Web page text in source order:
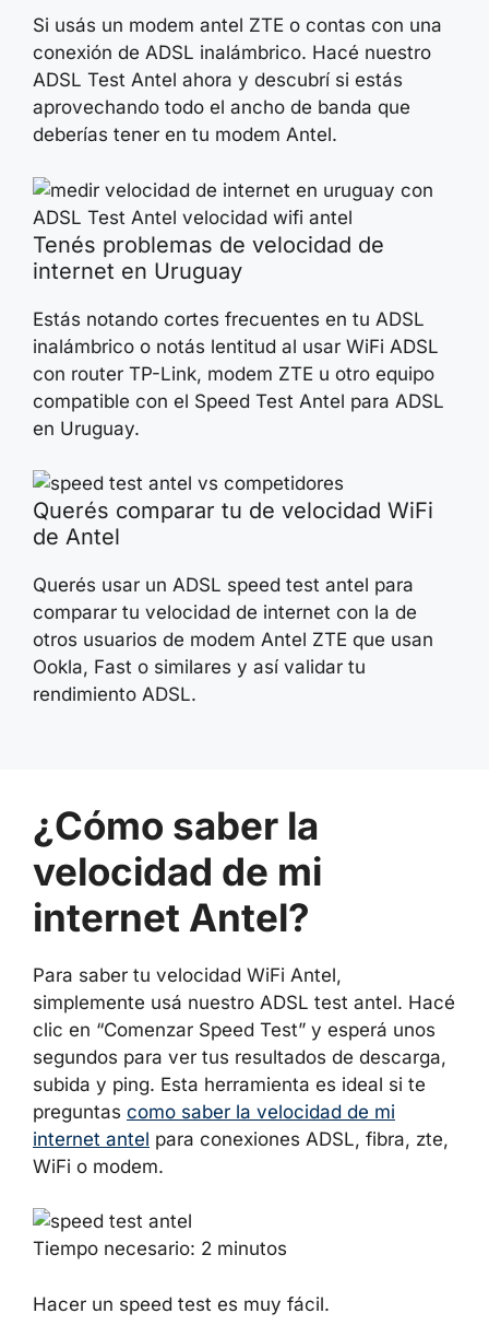
Si usás un modem antel ZTE o contas con una
conexión de ADSL inalámbrico. Hacé nuestro
ADSL Test Antel ahora y descubrí si estás
aprovechando todo el ancho de banda que
deberías tener en tu modem Antel.
Tenés problemas de velocidad de
internet en Uruguay
Estás notando cortes frecuentes en tu ADSL
inalámbrico o notás lentitud al usar WiFi ADSL
con router TP-Link, modem ZTE u otro equipo
compatible con el Speed Test Antel para ADSL
en Uruguay.
Querés comparar tu de velocidad WiFi
de Antel
Querés usar un ADSL speed test antel para
comparar tu velocidad de internet con la de
otros usuarios de modem Antel ZTE que usan
Ookla, Fast o similares y así validar tu
rendimiento ADSL.
¿Cómo saber la
velocidad de mi
internet Antel?
Para saber tu velocidad WiFi Antel,
simplemente usá nuestro ADSL test antel. Hacé
clic en “Comenzar Speed Test” y esperá unos
segundos para ver tus resultados de descarga,
subida y ping. Esta herramienta es ideal si te
preguntas como saber la velocidad de mi
internet antel para conexiones ADSL, fibra, zte,
WiFi o modem.
Tiempo necesario: 2 minutos
Hacer un speed test es muy fácil.